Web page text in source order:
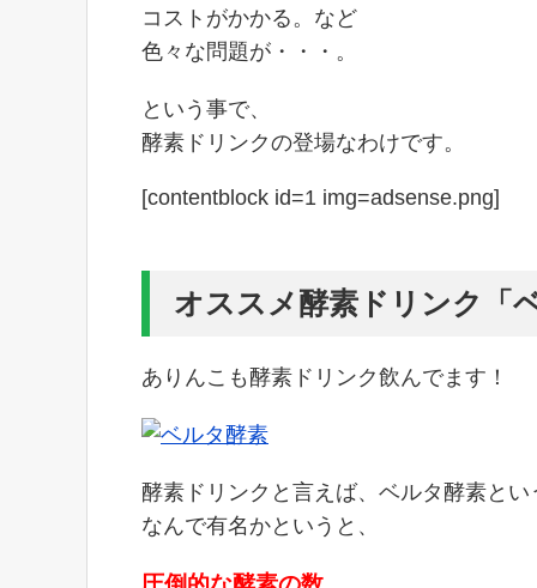
コストがかかる。など
色々な問題が・・・。
という事で、
酵素ドリンクの登場なわけです。
[contentblock id=1 img=adsense.png]
オススメ酵素ドリンク「
ありんこも酵素ドリンク飲んでます！
酵素ドリンクと言えば、ベルタ酵素とい
なんで有名かというと、